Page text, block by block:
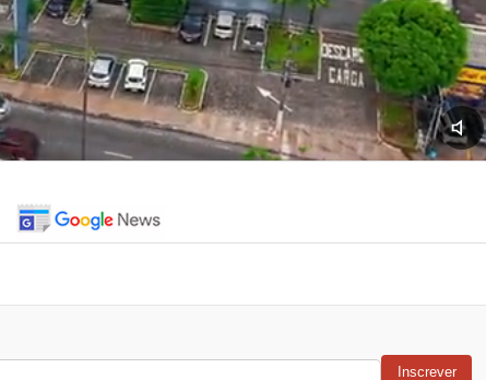
Inscrever